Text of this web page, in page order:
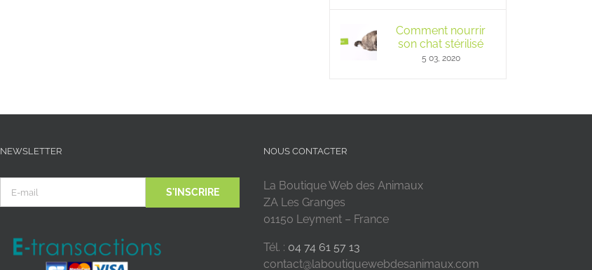
Comment nourrir
son chat stérilisé
5 03, 2020
NEWSLETTER NOUS CONTACTER
La Boutique Web des Animaux
ZA Les Granges
01150 Leyment – France
Tél. : 04 74 61 57 13
contact@laboutiquewebdesanimaux.com